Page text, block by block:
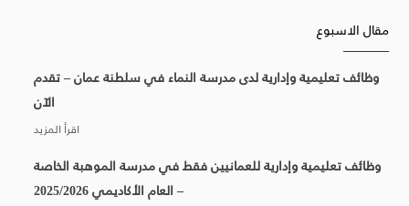
مقال الاسبوع
وظائف تعليمية وإدارية لدى مدرسة النماء في سلطنة عمان – تقدم
الآن
وظائف تعليمية وإدارية للعمانيين فقط في مدرسة الموهبة الخاصة
– العام الأكاديمي 2025/2026